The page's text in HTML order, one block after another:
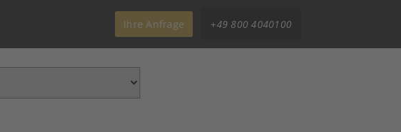
Ihre Anfrage +49 800 4040100